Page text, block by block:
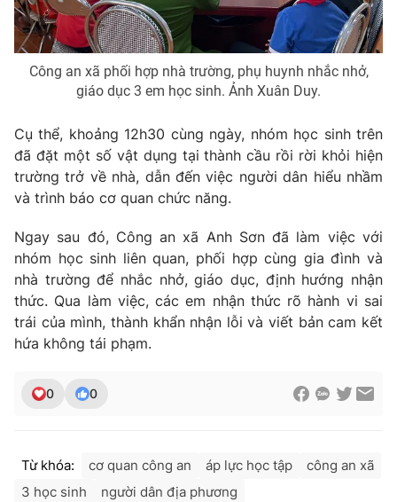
THỜI BÁO VTV
Theo dõi báo trên
Cơ quan báo chí:
Thời báo VTV
Giấy phép hoạt động báo in và báo điện tử số 483/GP-BTTTT
cấp ngày 29/12/2023
Tổng Biên tập:
Vũ Thanh Thủy
Phó Tổng Biên tập:Nguyễn Thị Mỹ Hạnh, Phạm Quốc Thắng,
Liên hệ quảng cáo:
024-7300.7108
Công an xã phối hợp nhà trường, phụ huynh nhắc nhở,
giáo dục 3 em học sinh. Ảnh Xuân Duy.
Cụ thể, khoảng 12h30 cùng ngày, nhóm học sinh trên
đã đặt một số vật dụng tại thành cầu rồi rời khỏi hiện
trường trở về nhà, dẫn đến việc người dân hiểu nhầm
và trình báo cơ quan chức năng.
Ngay sau đó, Công an xã Anh Sơn đã làm việc với
nhóm học sinh liên quan, phối hợp cùng gia đình và
nhà trường để nhắc nhở, giáo dục, định hướng nhận
thức. Qua làm việc, các em nhận thức rõ hành vi sai
trái của mình, thành khẩn nhận lỗi và viết bản cam kết
hứa không tái phạm.
0 0
Từ khóa: cơ quan công an áp lực học tập
công an xã
3 học sinh
người dân địa phương